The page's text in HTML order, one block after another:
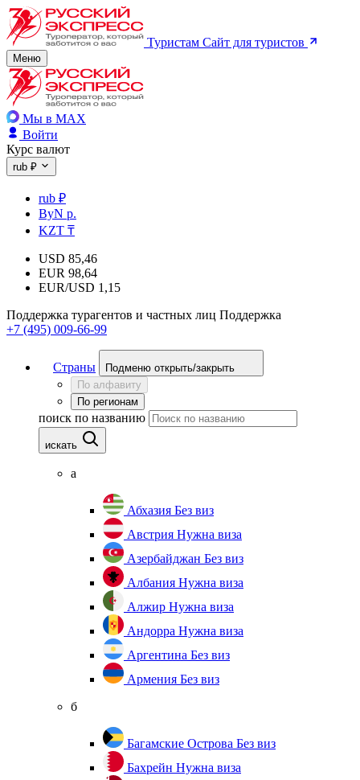
Туристам Сайт для туристов
Меню
Мы в MAX
Войти
Курс валют
rub ₽
rub ₽
ByN р.
KZT ₸
USD 85,46
EUR 98,64
EUR/USD 1,15
Поддержка турагентов и частных лиц Поддержка
+7 (495) 009-66-99
Страны
Подменю открыть/закрыть
По алфавиту
По регионам
поиск по названию
искать
а
Абхазия Без виз
Австрия Нужна виза
Азербайджан Без виз
Албания Нужна виза
Алжир Нужна виза
Андорра Нужна виза
Аргентина Без виз
Армения Без виз
б
Багамские Острова Без виз
Бахрейн Нужна виза